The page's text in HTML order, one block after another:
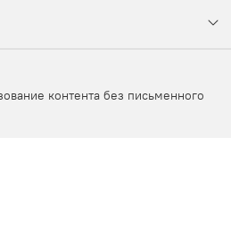
контента без письменного